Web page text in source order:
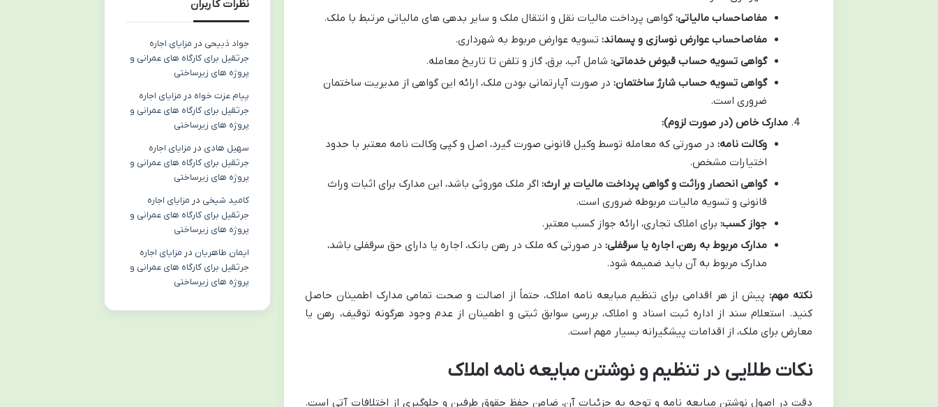
مفاصاحساب مالیاتی: گواهی پرداخت مالیات نقل و انتقال ملک و سایر بدهی های مالیاتی مرتبط با ملک.
مفاصاحساب عوارض نوسازی و پسماند: تسویه عوارض مربوط به شهرداری.
گواهی تسویه حساب قبوض خدماتی: شامل آب، برق، گاز و تلفن تا تاریخ معامله.
گواهی تسویه حساب شارژ ساختمان: در صورت آپارتمانی بودن ملک، ارائه این گواهی از مدیریت ساختمان
ضروری است.
مدارک خاص (در صورت لزوم):
وکالت نامه: در صورتی که معامله توسط وکیل قانونی صورت گیرد، اصل و کپی وکالت نامه معتبر با حدود
اختیارات مشخص.
گواهی انحصار وراثت و گواهی پرداخت مالیات بر ارث: اگر ملک موروثی باشد، این مدارک برای اثبات وراث
قانونی و تسویه مالیات مربوطه ضروری است.
جواز کسب: برای املاک تجاری، ارائه جواز کسب معتبر.
مدارک مربوط به رهن، اجاره یا سرقفلی: در صورتی که ملک در رهن بانک، اجاره یا دارای حق سرقفلی باشد،
مدارک مربوط به آن باید ضمیمه شود.
نکته مهم: پیش از هر اقدامی برای تنظیم مبایعه نامه املاک، حتماً از اصالت و صحت تمامی مدارک اطمینان حاصل
کنید. استعلام سند از اداره ثبت اسناد و املاک، بررسی سوابق ثبتی و اطمینان از عدم وجود هرگونه توقیف، رهن یا
معارض برای ملک، از اقدامات پیشگیرانه بسیار مهم است.
نکات طلایی در تنظیم و نوشتن مبایعه نامه املاک
دقت در اصول نوشتن مبایعه نامه و توجه به جزئیات آن، ضامن حفظ حقوق طرفین و جلوگیری از اختلافات آتی است.
نظرات کاربران
جواد ذبیحی در مزایای اجاره
جرثقیل برای کارگاه های عمرانی و
پروژه های زیرساختی
پیام عزت خواه در مزایای اجاره
جرثقیل برای کارگاه های عمرانی و
پروژه های زیرساختی
سهیل هادی در مزایای اجاره
جرثقیل برای کارگاه های عمرانی و
پروژه های زیرساختی
کامید شیخی در مزایای اجاره
جرثقیل برای کارگاه های عمرانی و
پروژه های زیرساختی
ایمان طاهریان در مزایای اجاره
جرثقیل برای کارگاه های عمرانی و
پروژه های زیرساختی